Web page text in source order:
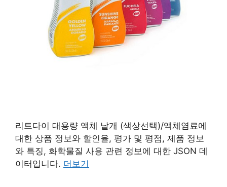
리트다이 대용량 액체 낱개 (색상선택)/액체염료에
대한 상품 정보와 할인율, 평가 및 평점, 제품 정보
와 특징, 화학물질 사용 관련 정보에 대한 JSON 데
이터입니다. 더보기